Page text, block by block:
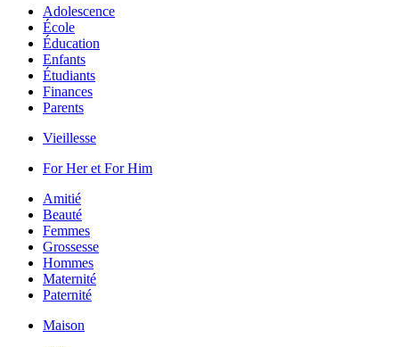
Adolescence
École
Éducation
Enfants
Étudiants
Finances
Parents
Vieillesse
For Her et For Him
Amitié
Beauté
Femmes
Grossesse
Hommes
Maternité
Paternité
Maison